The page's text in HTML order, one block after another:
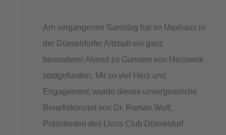
Am vergangenen Samstag hat im Maxhaus in
der Düsseldorfer Altstadt ein ganz
besonderer Abend zu Gunsten von Herzwerk
stattgefunden. Mit so viel Herz und
Engagement, wurde dieses unvergessliche
Benefizkonzert von Dr. Roman Wolf,
Präsidenten des Lions Club Düsseldorf